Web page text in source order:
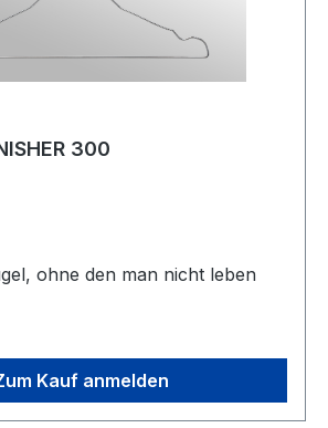
300
ohne den man nicht leben
Kauf anmelden